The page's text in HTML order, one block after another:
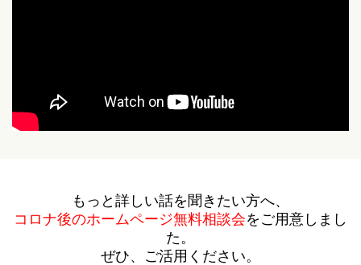
もっと詳しい話を聞きたい方へ、
コロナ後のホームページ無料相談会をご用意しまし
た。
ぜひ、ご活用ください。